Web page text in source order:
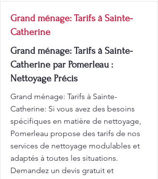
Grand ménage: Tarifs à Sainte-
Catherine
Grand ménage: Tarifs à Sainte-
Catherine par Pomerleau :
Nettoyage Précis
Grand ménage: Tarifs à Sainte-
Catherine: Si vous avez des besoins
spécifiques en matière de nettoyage,
Pomerleau propose des tarifs de nos
services de nettoyage modulables et
adaptés à toutes les situations.
Demandez un devis gratuit et